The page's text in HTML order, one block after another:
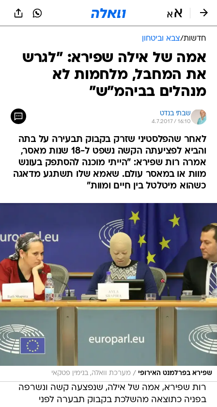
חדשות/צבא וביטחון
אמה של אילה שפירא: "לגרש
את המחבל, מלחמות לא
מנהלים בביהמ"ש"
שבתי בנדט
4.7.2017 / 16:10
לאחר שהפלסטיני שזרק בקבוק תבעירה על בתה
והביא לפציעתה הקשה נשפט ל-18 שנות מאסר,
אמרה רות שפירא: "הייתי מוכנה להסתפק בעונש
מוות או במאסר עולם. שאמא שלו תשתגע מדאגה
כשהוא מיטלטל בין חיים ומוות"
שפירא בפרלמנט האירופי / מערכת וואלה, בנימין פטקאי
רות שפירא, אמה של אילה, שנפצעה קשה ונשרפה
בפניה כתוצאה מהשלכת בקבוק תבערה לפני